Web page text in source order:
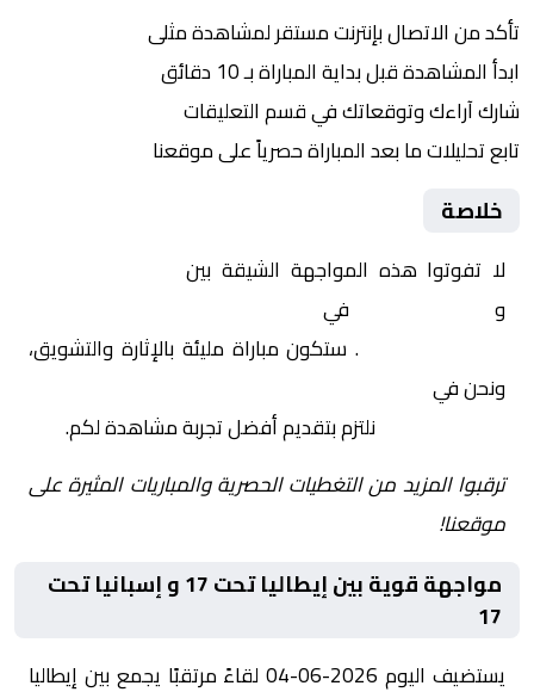
تأكد من الاتصال بإنترنت مستقر لمشاهدة مثلى
ابدأ المشاهدة قبل بداية المباراة بـ 10 دقائق
شارك آراءك وتوقعاتك في قسم التعليقات
تابع تحليلات ما بعد المباراة حصرياً على موقعنا
خلاصة
لا تفوتوا هذه المواجهة الشيقة بين
و
في
. ستكون مباراة مليئة بالإثارة والتشويق،
ونحن في
نلتزم بتقديم أفضل تجربة مشاهدة لكم.
ترقبوا المزيد من التغطيات الحصرية والمباريات المثيرة على
موقعنا!
مواجهة قوية بين إيطاليا تحت 17 و إسبانيا تحت
17
يستضيف اليوم 2026-06-04 لقاءً مرتقبًا يجمع بين إيطاليا